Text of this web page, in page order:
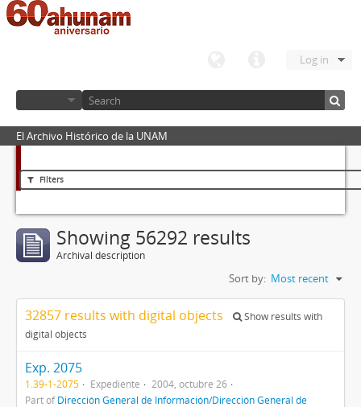
Log in
El Archivo Histórico de la UNAM
Filters
Showing 56292 results
Archival description
Sort by: Most recent
32857 results with digital objects
Show results with
digital objects
Exp. 2075
1.39-1-2075 Expediente
2004, octubre 26
Part ofDirección General de Información/Dirección General de